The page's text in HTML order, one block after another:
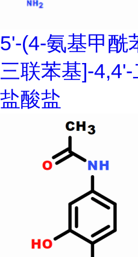
5'-(4-氨基甲酰
三联苯基]-
盐酸盐